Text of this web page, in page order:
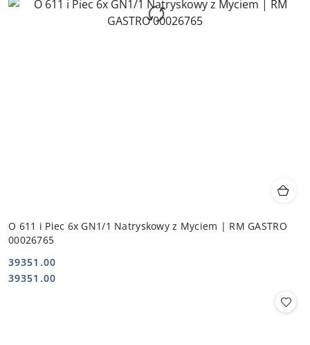
O 611 i Piec 6x GN1/1 Natryskowy z Myciem | RM GASTRO
00026765
Cena:
39351.00
Cena:
39351.00